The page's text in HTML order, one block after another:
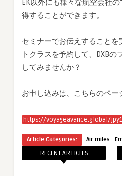
EK以外にも様々な航空会社の
得することができます。
セミナーでお伝えすることを
トクラスを予約して、DXBの
してみませんか？
お申し込みは、こちらのペー
https://voyageavance.global/
Article Categories: Air miles ·
RECENT ARTICLES